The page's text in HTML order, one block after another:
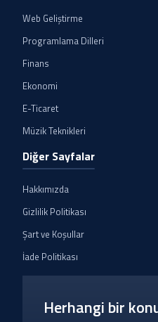
Web Geliştirme
Programlama Dilleri
Finans
Ekonomi
E-Ticaret
Müzik Teknikleri
Diğer Sayfalar
Hakkımızda
Gizlilik Politikası
Şart ve Koşullar
İade Politikası
Herhangi bir